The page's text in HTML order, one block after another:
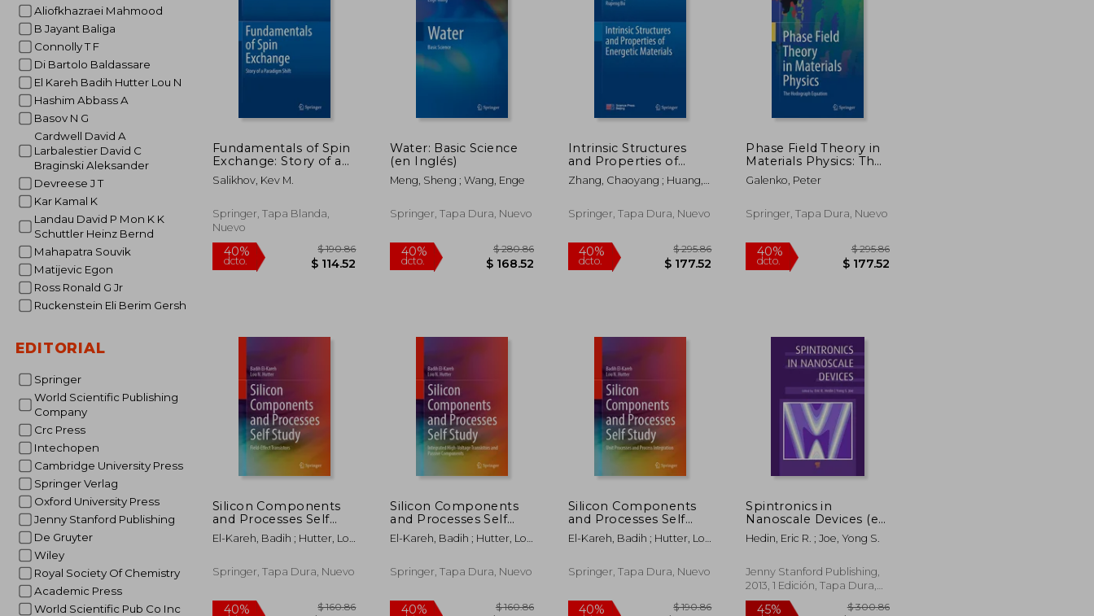
Aliofkhazraei Mahmood
B Jayant Baliga
Connolly T F
Di Bartolo Baldassare
El Kareh Badih Hutter Lou N
Hashim Abbass A
Basov N G
Cardwell David A
Larbalestier David C
Braginski Aleksander
Devreese J T
Kar Kamal K
Landau David P Mon K K
Schuttler Heinz Bernd
Mahapatra Souvik
Matijevic Egon
Ross Ronald G Jr
Ruckenstein Eli Berim Gersh
EDITORIAL
Springer
World Scientific Publishing
Company
Crc Press
Intechopen
Cambridge University Press
Springer Verlag
Oxford University Press
Jenny Stanford Publishing
De Gruyter
Wiley
Royal Society Of Chemistry
Academic Press
World Scientific Pub Co Inc
Fundamentals of Spin
Exchange: Story of a
Paradigm Shift (en
Inglés)
Salikhov, Kev M.
Springer, Tapa Blanda,
Nuevo
dcto.
Water: Basic Science
(en Inglés)
Meng, Sheng ; Wang, Enge
Springer, Tapa Dura, Nuevo
dcto.
Intrinsic Structures
and Properties of
Energetic Materials
(en Inglés)
Zhang, Chaoyang ; Huang,
Springer, Tapa Dura, Nuevo
$ 295.86
Phase Field Theory in
Materials Physics: The
Hodograph Equation
(en Inglés)
Galenko, Peter
Springer, Tapa Dura, Nuevo
40%
dcto.
Silicon Components
and Processes Self
Study: Field-Effect
Transistors (en Inglés)
El-Kareh, Badih ; Hutter, Lou
Springer, Tapa Dura, Nuevo
Silicon Components
and Processes Self
Study: Integrated
High-Voltage
Components (en
El-Kareh, Badih ; Hutter, Lou
Springer, Tapa Dura, Nuevo
Silicon Components
and Processes Self
Study: Unit Processes
and Process
El-Kareh, Badih ; Hutter, Lou
Springer, Tapa Dura, Nuevo
Spintronics in
Nanoscale Devices (en
Inglés)
Hedin, Eric R. ; Joe, Yong S.
Jenny Stanford Publishing,
2013, 1 Edición, Tapa Dura,
Nuevo